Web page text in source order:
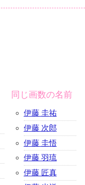
同じ画数の名前
伊藤 圭祐
伊藤 次郎
伊藤 圭悟
伊藤 羽琉
伊藤 匠真